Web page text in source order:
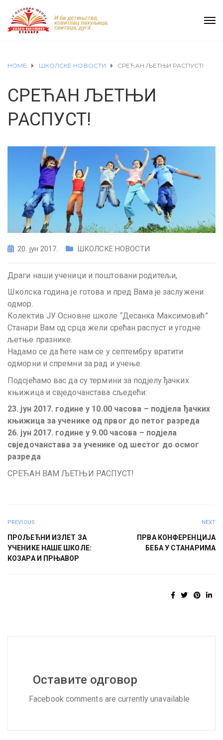
HOME ШКОЛСКЕ НОВОСТИ СРЕЋАН ЉЕТЊИ РАСПУСТ!
СРЕЋАН ЉЕТЊИ
РАСПУСТ!
20. јун 2017. ШКОЛСКЕ НОВОСТИ
Драги наши ученици и поштовани родитељи,
Школска година је готова и пред Вама је заслужени
одмор.
Колектив ЈУ Основне школе “Десанка Максимовић”
Станари Вам од срца жели срећан распуст и угодне
љетње празнике.
Надамо се да ћете нам се у септембру вратити
одморни и спремни за рад и учење.
Подсјећамо вас да су термини за подјелу ђачких
књижица и свједочанстава сљедећи:
23. јун 2017. године у 10.00 часова – подјела ђачких
књижица за ученике од првог до петог разреда
26. јун 2017. године у 9.00 часова – подјела
свједочанстава за ученике од шестог до осмог
разреда
СРЕЋАН ВАМ ЉЕТЊИ РАСПУСТ!
PREVIOUS
ПРОЉЕЋНИ ИЗЛЕТ ЗА
УЧЕНИКЕ НАШЕ ШКОЛЕ:
КОЗАРА И ПРЊАВОР
NEXT
ПРВА КОНФЕРЕНЦИЈА
БЕБА У СТАНАРИМА
Оставите одговор
Facebook comments are currently unavailable